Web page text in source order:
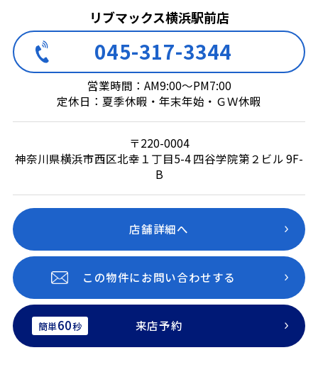
リブマックス横浜駅前店
045-317-3344
営業時間：AM9:00～PM7:00
定休日：夏季休暇・年末年始・ＧＷ休暇
〒220-0004
神奈川県横浜市西区北幸１丁目5-4 四谷学院第２ビル 9F-
B
店舗詳細へ
この物件にお問い合わせする
簡単60秒 来店予約